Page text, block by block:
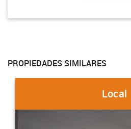
PROPIEDADES SIMILARES
Local